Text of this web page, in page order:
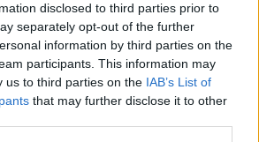
disclosed to third parties prior to
separately opt-out of the further
information by third parties on the
participants. This information may
us to third parties on the IAB’s List of
that may further disclose it to other
művész, Alex Trochut egy új
kedvenc elektronikus
készítette el, melyek mást
van, és mást, ha eloltjuk a
Caribou, John Talabot és
nem láttuk…